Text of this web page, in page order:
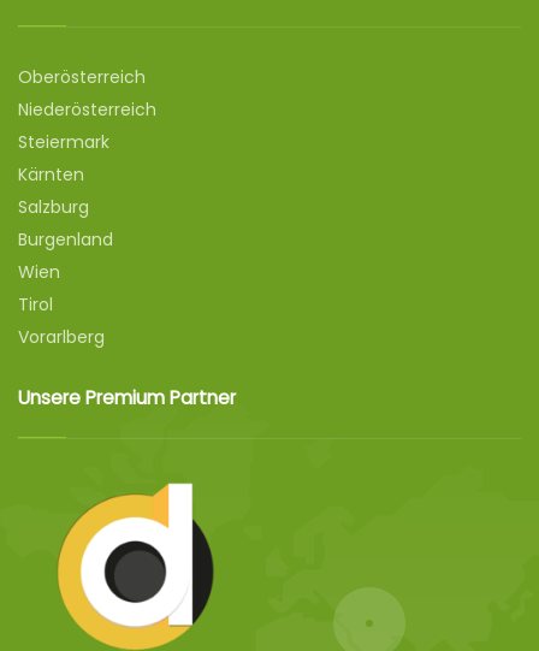
Oberösterreich
Niederösterreich
Steiermark
Kärnten
Salzburg
Burgenland
Wien
Tirol
Vorarlberg
Unsere Premium Partner